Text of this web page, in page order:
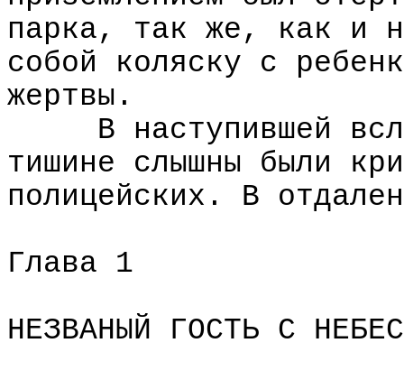
парка, так же, как и
собой коляску с
жертвы.
В наступившей
тишине слышны были
полицейских. В
Глава 1
НЕЗВАНЫЙ ГОСТЬ С НЕБЕС